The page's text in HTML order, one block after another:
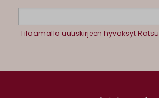
Tilaamalla uutiskirjeen hyväksyt